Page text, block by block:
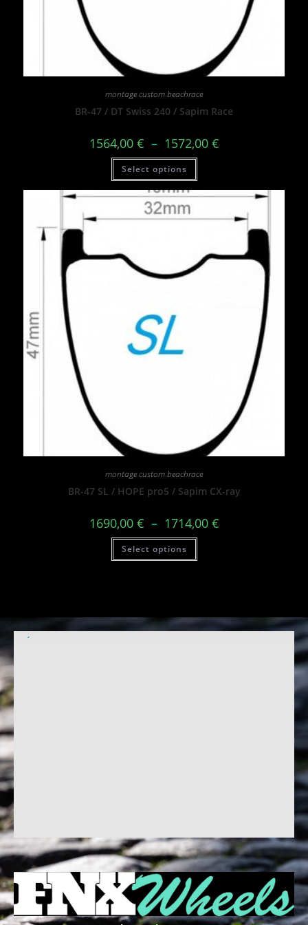
montage custom beachrace
BR-47 / DT Swiss 240 / Sapim Race
1564,00 € – 1572,00 €
Select options
montage custom beachrace
BR-47 SL / HOPE pro5 / Sapim CX-ray
1690,00 € – 1714,00 €
Select options